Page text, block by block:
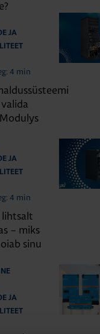
JA
4 min
valida
JA
4 min
lihtsalt
– miks
sinu
JA